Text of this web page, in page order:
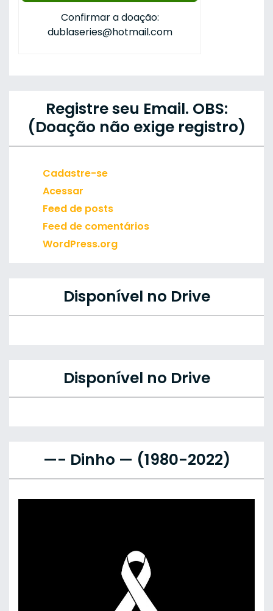
Confirmar a doação:
dublaseries@hotmail.com
Registre seu Email. OBS:
(Doação não exige registro)
Cadastre-se
Acessar
Feed de posts
Feed de comentários
WordPress.org
Disponível no Drive
Disponível no Drive
—- Dinho — (1980-2022)